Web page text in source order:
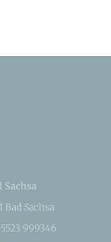
Sachsa
Bad Sachsa
999346